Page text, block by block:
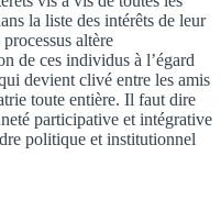
la liste des intérêts de leur
altère
de ces individus à l’égard
devient clivé entre les amis
toute entière. Il faut dire
participative et intégrative
politique et institutionnel